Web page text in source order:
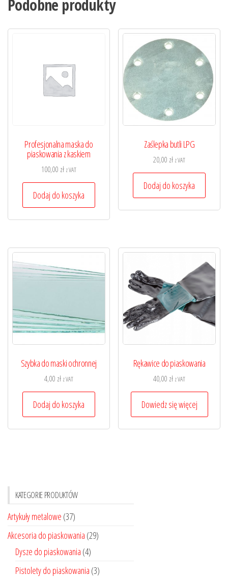
Podobne produkty
Profesjonalna maska do
piaskowania z kaskiem
100,00 zł z VAT
Dodaj do koszyka
Zaślepka butli LPG
20,00 zł z VAT
Dodaj do koszyka
Szybka do maski ochronnej
4,00 zł z VAT
Dodaj do koszyka
Rękawice do piaskowania
40,00 zł z VAT
Dowiedz się więcej
KATEGORIE PRODUKTÓW
Artykuły metalowe (37)
Akcesoria do piaskowania (29)
Dysze do piaskowania (4)
Pistolety do piaskowania (3)